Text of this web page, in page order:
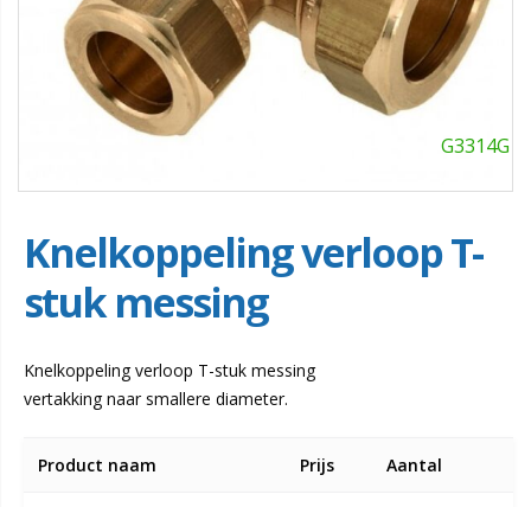
G3314G
Knelkoppeling verloop T-
stuk messing
Knelkoppeling verloop T-stuk messing
vertakking naar smallere diameter.
productitems
Product naam Prijs Aantal